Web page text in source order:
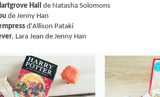
Hall de Natasha Solomons
de Jenny Han
d'Allison Pataki
, Lara Jean de Jenny Han